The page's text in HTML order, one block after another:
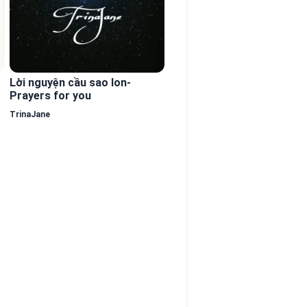
Lời nguyện cầu sao Ion-
Prayers for you
TrinaJane